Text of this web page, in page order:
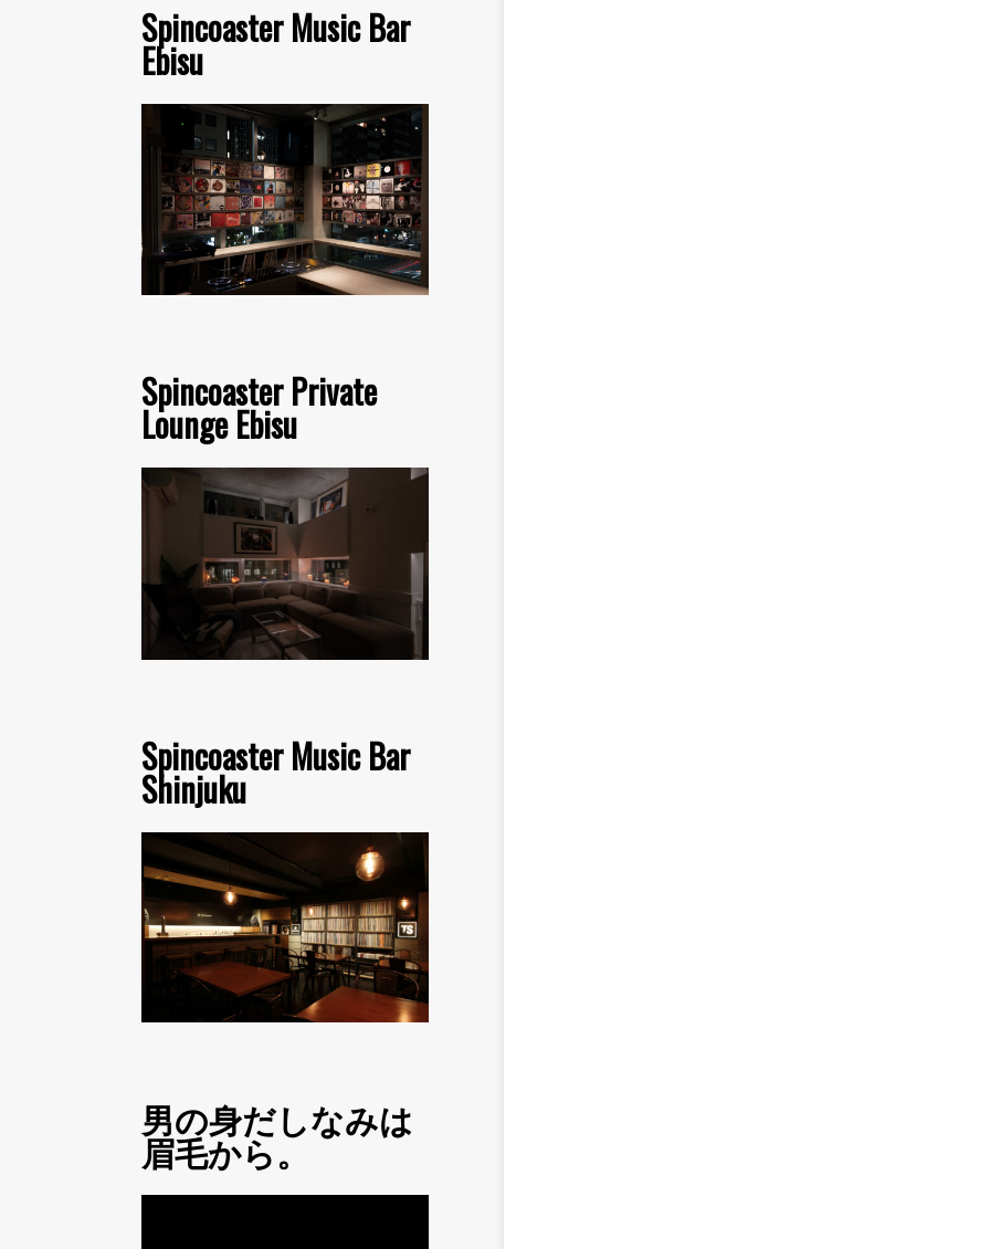
Spincoaster Music Bar
Ebisu
Spincoaster Private
Lounge Ebisu
Spincoaster Music Bar
Shinjuku
男の身だしなみは
眉毛から。